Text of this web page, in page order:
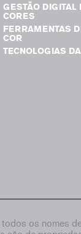
GESTÃO DIGITAL
CORES
FERRAMENTAS
COR
TECNOLOGIAS
os nomes